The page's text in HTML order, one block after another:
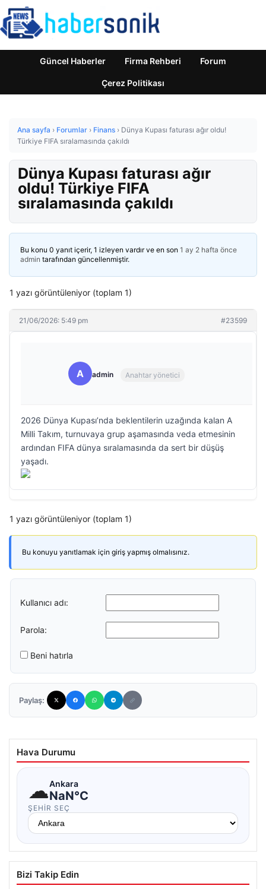
Güncel Haberler Firma Rehberi Forum
Çerez Politikası
Ana sayfa › Forumlar › Finans › Dünya Kupası faturası ağır oldu!
Türkiye FIFA sıralamasında çakıldı
Dünya Kupası faturası ağır
oldu! Türkiye FIFA
sıralamasında çakıldı
Bu konu 0 yanıt içerir, 1 izleyen vardır ve en son 1 ay 2 hafta önce
admin tarafından güncellenmiştir.
1 yazı görüntüleniyor (toplam 1)
21/06/2026: 5:49 pm #23599
A admin Anahtar yönetici
2026 Dünya Kupası’nda beklentilerin uzağında kalan A
Milli Takım, turnuvaya grup aşamasında veda etmesinin
ardından FIFA dünya sıralamasında da sert bir düşüş
yaşadı.
1 yazı görüntüleniyor (toplam 1)
Bu konuyu yanıtlamak için giriş yapmış olmalısınız.
Kullanıcı adı:
Parola:
Beni hatırla
Paylaş:
Hava Durumu
☁Ankara
NaN°C
ŞEHIR SEÇ
Bizi Takip Edin